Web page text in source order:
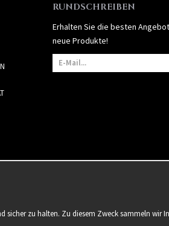
RUNDSCHREIBEN
Erhalten Sie die besten
neue Produkte!
sicher zu halten. Zu diesem Zweck sammeln wir